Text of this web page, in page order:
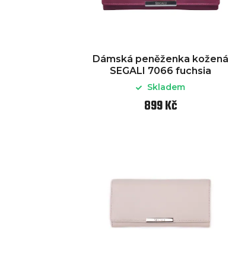
Dámská peněženka kožená
SEGALI 7066 fuchsia
Skladem
899 Kč